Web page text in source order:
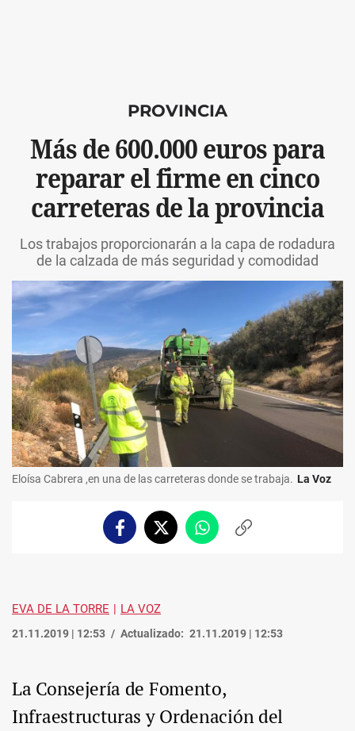
PROVINCIA
Más de 600.000 euros para
reparar el firme en cinco
carreteras de la provincia
Los trabajos proporcionarán a la capa de rodadura
de la calzada de más seguridad y comodidad
Eloísa Cabrera ,en una de las carreteras donde se trabaja. La Voz
FacebookTwitterWhatsappCopiar
EVA DE LA TORRE LA VOZ
21.11.2019 | 12:53 Actualizado: 21.11.2019 | 12:53
La Consejería de Fomento,
Infraestructuras y Ordenación del